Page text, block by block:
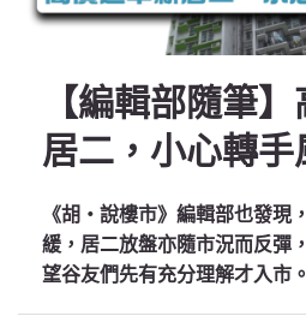
【編輯部隨筆
居二，小心轉手
《胡‧說樓市》編輯部也發現
緩，居二放盤亦隨市況而反彈
望谷友們先有充分理解才入市。